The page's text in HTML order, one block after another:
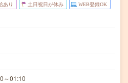
あり 土日祝日が休み WEB登録OK
～01:10